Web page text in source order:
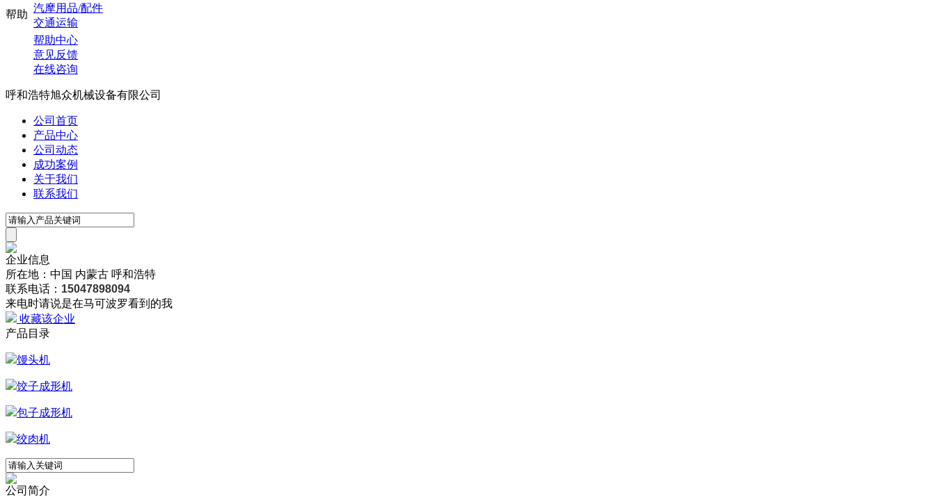
汽摩用品/配件
交通运输
帮助
帮助中心
意见反馈
在线咨询
呼和浩特旭众机械设备有限公司
公司首页
产品中心
公司动态
成功案例
关于我们
联系我们
企业信息
所在地：中国 内蒙古 呼和浩特
联系电话： 15047898094
来电时请说是在马可波罗看到的我
收藏该企业
产品目录
馒头机
饺子成形机
包子成形机
绞肉机
公司简介